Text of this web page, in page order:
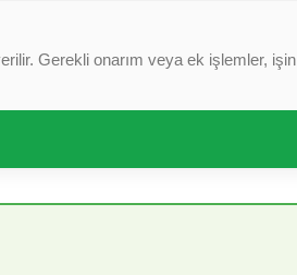
Gerekli onarım veya ek işlemler, işin